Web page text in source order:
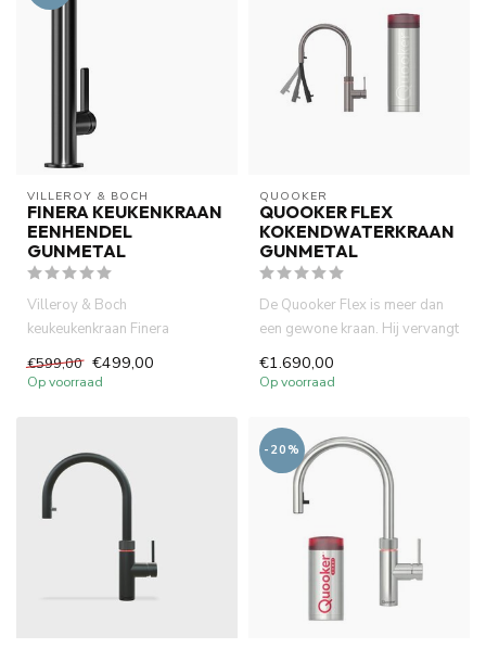
VILLEROY & BOCH
FINERA KEUKENKRAAN
EENHENDEL
GUNMETAL
Villeroy & Boch
keukeukenkraan Finera
uitloop, gunme...
€599,00 €499,00
Op voorraad
QUOOKER
QUOOKER FLEX
KOKENDWATERKRAAN
GUNMETAL
De Quooker Flex is meer dan
een gewone kraan. Hij vervangt
€1.690,00
Op voorraad
-20%